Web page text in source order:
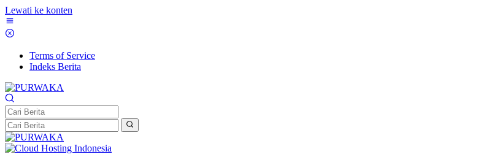
Lewati ke konten
Terms of Service
Indeks Berita